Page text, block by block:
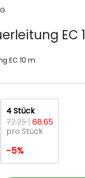
EC
EC 10 m
4 Stück
72.25| 68.65
pro Stück
-5%